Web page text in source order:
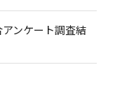
ンケート調査結